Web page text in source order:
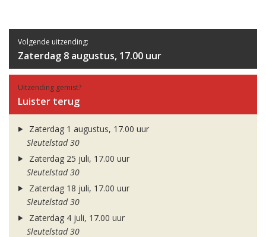
Volgende uitzending:
Zaterdag 8 augustus, 17.00 uur
Uitzending gemist?
Luister terug
Zaterdag 1 augustus, 17.00 uur
Sleutelstad 30
Zaterdag 25 juli, 17.00 uur
Sleutelstad 30
Zaterdag 18 juli, 17.00 uur
Sleutelstad 30
Zaterdag 4 juli, 17.00 uur
Sleutelstad 30